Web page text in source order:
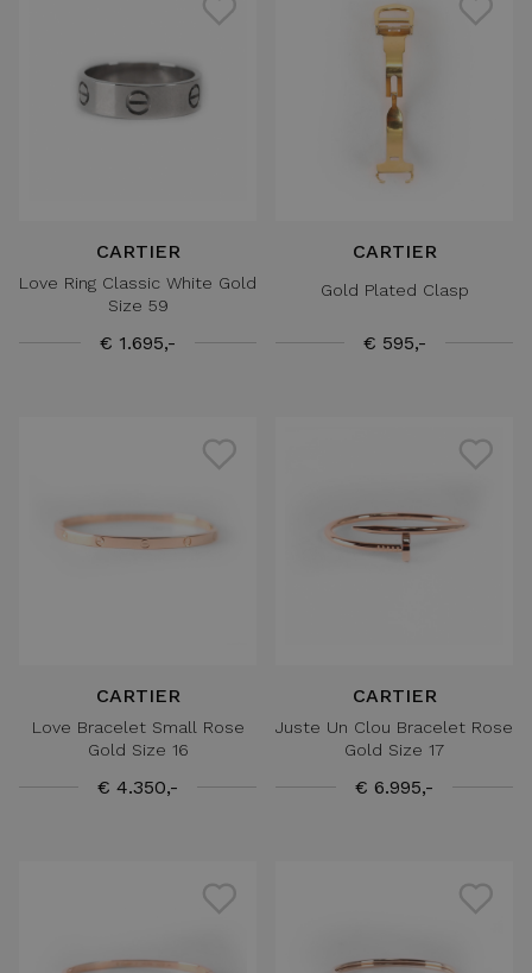
CARTIER
Love Ring Classic White Gold
Size 59
€ 1.695,-
CARTIER
Gold Plated Clasp
€ 595,-
CARTIER
Love Bracelet Small Rose
Gold Size 16
€ 4.350,-
CARTIER
Juste Un Clou Bracelet Rose
Gold Size 17
€ 6.995,-